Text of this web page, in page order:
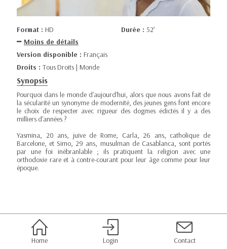
Format : HD Durée : 52’
Moins de détails
Version disponible : Français
Droits : Tous Droits | Monde
Synopsis
Pourquoi dans le monde d'aujourd'hui, alors que nous avons fait de
la sécularité un synonyme de modernité, des jeunes gens font encore
le choix de respecter avec rigueur des dogmes édictés il y a des
milliers d'années ?
Yasmina, 20 ans, juive de Rome, Carla, 26 ans, catholique de
Barcelone, et Simo, 29 ans, musulman de Casablanca, sont portés
par une foi inébranlable ; ils pratiquent la religion avec une
orthodoxie rare et à contre-courant pour leur âge comme pour leur
époque.
Home Login Contact